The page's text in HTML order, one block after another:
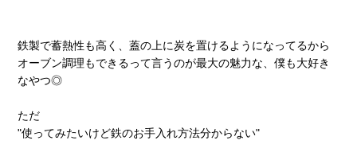
鉄製で蓄熱性も高く、蓋の上に炭を置けるようになってるから
オーブン調理もできるって言うのが最大の魅力な、僕も大好き
なやつ◎
ただ
"使ってみたいけど鉄のお手入れ方法分からない"